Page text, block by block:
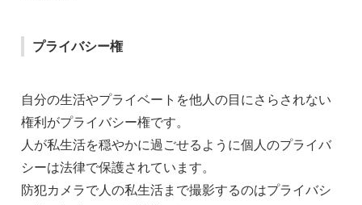
プライバシー権
自分の生活やプライベートを他人の目にさらされない
権利がプライバシー権です。
人が私生活を穏やかに過ごせるように個人のプライバ
シーは法律で保護されています。
防犯カメラで人の私生活まで撮影するのはプライバシ